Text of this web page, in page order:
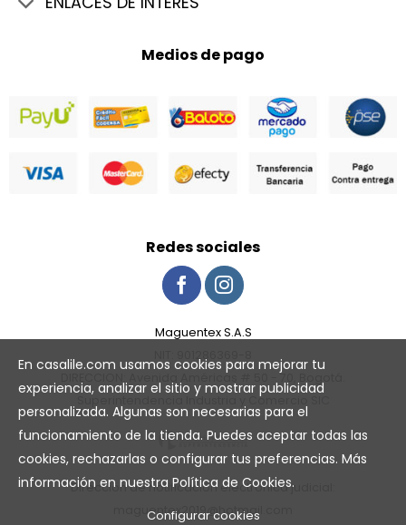
Medios de pago
Redes sociales
Maguentex S.A.S
DIRECCION: Avenida Américas # 50 - 70, Bogotá.
Superintendencia Industria y Comercio SIC
Dirección de notificación electrónica judicial:
maguentex2019@hotmail.com
En casalile.com usamos cookies para mejorar tu
experiencia, analizar el sitio y mostrar publicidad
personalizada. Algunas son necesarias para el
funcionamiento de la tienda. Puedes aceptar todas las
cookies, rechazarlas o configurar tus preferencias. Más
información en nuestra Política de Cookies.
Configurar cookies